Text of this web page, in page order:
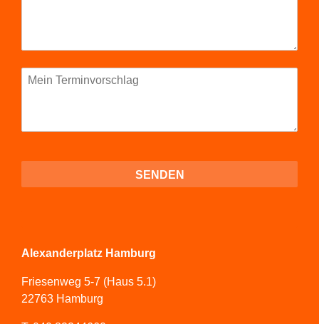
Alexanderplatz Hamburg
Friesenweg 5-7 (Haus 5.1)
22763 Hamburg